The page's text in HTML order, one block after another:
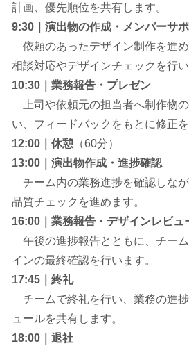
計画、優先順位を共有します。
9:30｜ 演出物の作成・メンバーサ
依頼のあったデザイン制作を進
相談対応やデザインチェックを行い
10:30｜業務報告・プレゼン
上司や依頼元の担当者へ制作物
い、フィードバックをもとに修正を
12:00｜休憩 （60分）
13:00｜ 演出物作成・進捗確認
チーム内の業務進捗を確認しな
品質チェックを進めます。
16:00｜ 業務報告・デザインレビュ
午後の進捗報告とともに、チー
インの最終確認を行います。
17:45｜ 終礼
チームで終礼を行い、業務の進
ュールを共有します。
18:00｜退社